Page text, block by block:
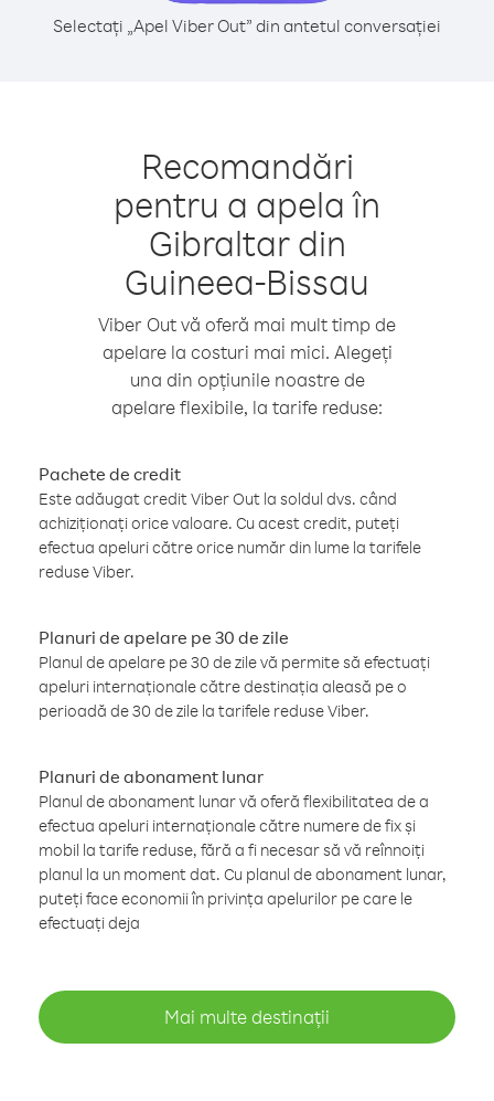
Selectați „Apel Viber Out” din antetul conversației
Recomandări
pentru a apela în
Gibraltar din
Guineea-Bissau
Viber Out vă oferă mai mult timp de
apelare la costuri mai mici. Alegeți
una din opțiunile noastre de
apelare flexibile, la tarife reduse:
Pachete de credit
Este adăugat credit Viber Out la soldul dvs. când
achiziționați orice valoare. Cu acest credit, puteți
efectua apeluri către orice număr din lume la tarifele
reduse Viber.
Planuri de apelare pe 30 de zile
Planul de apelare pe 30 de zile vă permite să efectuați
apeluri internaționale către destinația aleasă pe o
perioadă de 30 de zile la tarifele reduse Viber.
Planuri de abonament lunar
Planul de abonament lunar vă oferă flexibilitatea de a
efectua apeluri internaționale către numere de fix și
mobil la tarife reduse, fără a fi necesar să vă reînnoiți
planul la un moment dat. Cu planul de abonament lunar,
puteți face economii în privința apelurilor pe care le
efectuați deja
Mai multe destinații